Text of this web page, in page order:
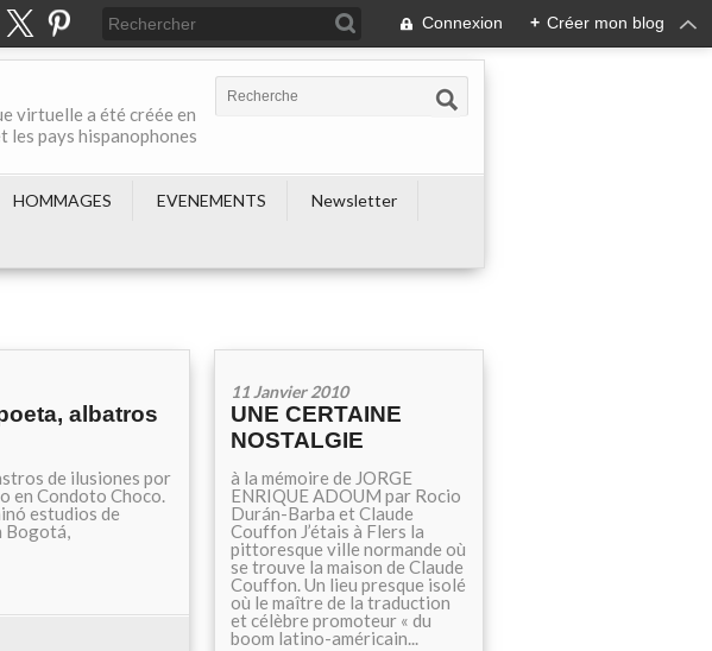
Connexion + Créer mon blog
virtuelle a été créée en
pays hispanophones
HOMMAGES EVENEMENTS
Newsletter
albatros
de ilusiones por
en Condoto Choco.
estudios de
Bogotá,
11 Janvier 2010
UNE CERTAINE
NOSTALGIE
à la mémoire de JORGE
ENRIQUE ADOUM par Rocio
Durán-Barba et Claude
Couffon J’étais à Flers la
pittoresque ville normande où
se trouve la maison de Claude
Couffon. Un lieu presque isolé
où le maître de la traduction
et célèbre promoteur « du
boom latino-américain...